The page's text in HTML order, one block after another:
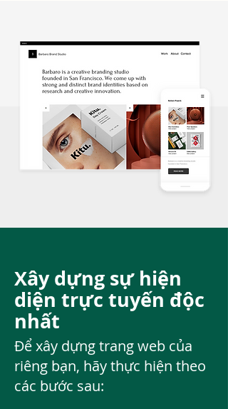
Xây dựng sự hiện
diện trực tuyến độc
nhất
Để xây dựng trang web của
riêng bạn, hãy thực hiện theo
các bước sau: